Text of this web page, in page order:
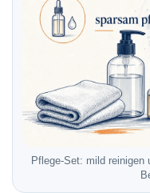
Pflege-Set: mild reinigen